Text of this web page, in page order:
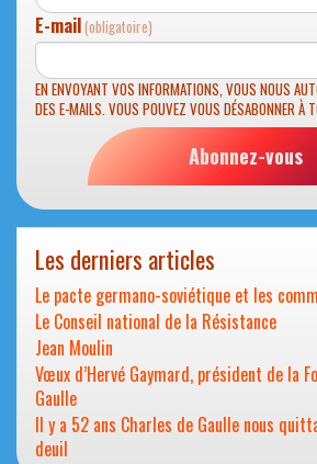
E-mail(obligatoire)
EN ENVOYANT VOS INFORMATIONS, VOUS NOUS
DES E-MAILS. VOUS POUVEZ VOUS DÉSABONNER À
Abonnez-vous
Les derniers articles
Le pacte germano-soviétique et les
Le Conseil national de la Résistance
Jean Moulin
Vœux d’Hervé Gaymard, président de la
Gaulle
Il y a 52 ans Charles de Gaulle nous
deuil